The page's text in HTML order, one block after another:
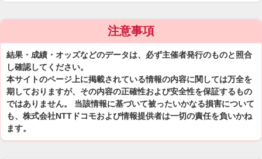
注意事項
結果・成績・オッズなどのデータは、必ず主催者発行のものと照合
し確認してください。
本サイトのページ上に掲載されている情報の内容に関しては万全を
期しておりますが、その内容の正確性および安全性を保証するもの
ではありません。 当該情報に基づいて被ったいかなる損害について
も、株式会社NTTドコモおよび情報提供者は一切の責任を負いかね
ます。